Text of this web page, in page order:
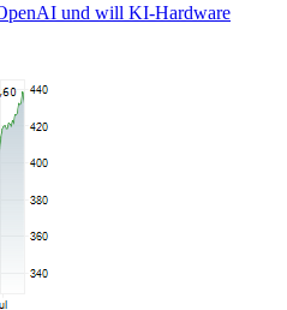
und will KI-Hardware